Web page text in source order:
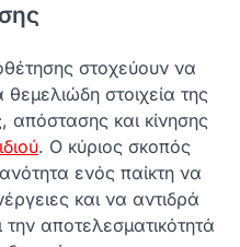
στοχεύουν να
στοιχεία της
απόστασης και κίνησης
. Ο κύριος σκοπός
ενός παίκτη να
και να αντιδρά
αποτελεσματικότητά